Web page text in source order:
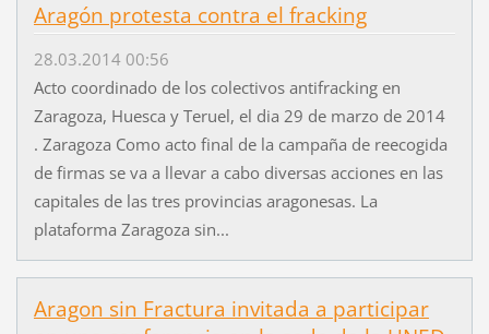
Aragón protesta contra el fracking
28.03.2014 00:56
Acto coordinado de los colectivos antifracking en
Zaragoza, Huesca y Teruel, el dia 29 de marzo de 2014
. Zaragoza Como acto final de la campaña de reecogida
de firmas se va a llevar a cabo diversas acciones en las
capitales de las tres provincias aragonesas. La
plataforma Zaragoza sin...
Aragon sin Fractura invitada a participar